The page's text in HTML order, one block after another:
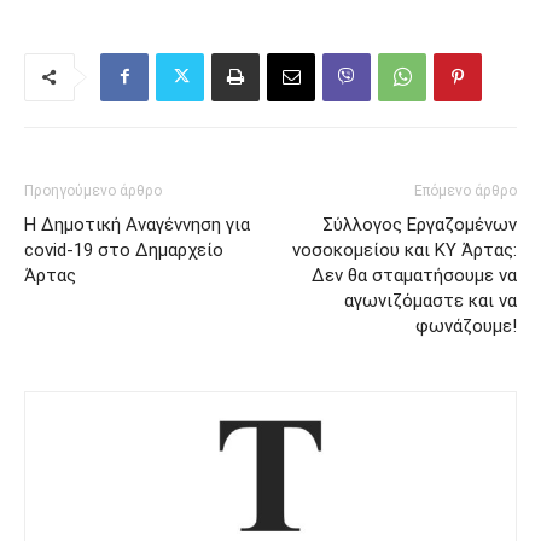
Προηγούμενο άρθρο
Η Δημοτική Αναγέννηση για
covid-19 στο Δημαρχείο
Άρτας
Επόμενο άρθρο
Σύλλογος Εργαζομένων
νοσοκομείου και ΚΥ Άρτας:
Δεν θα σταματήσουμε να
αγωνιζόμαστε και να
φωνάζουμε!